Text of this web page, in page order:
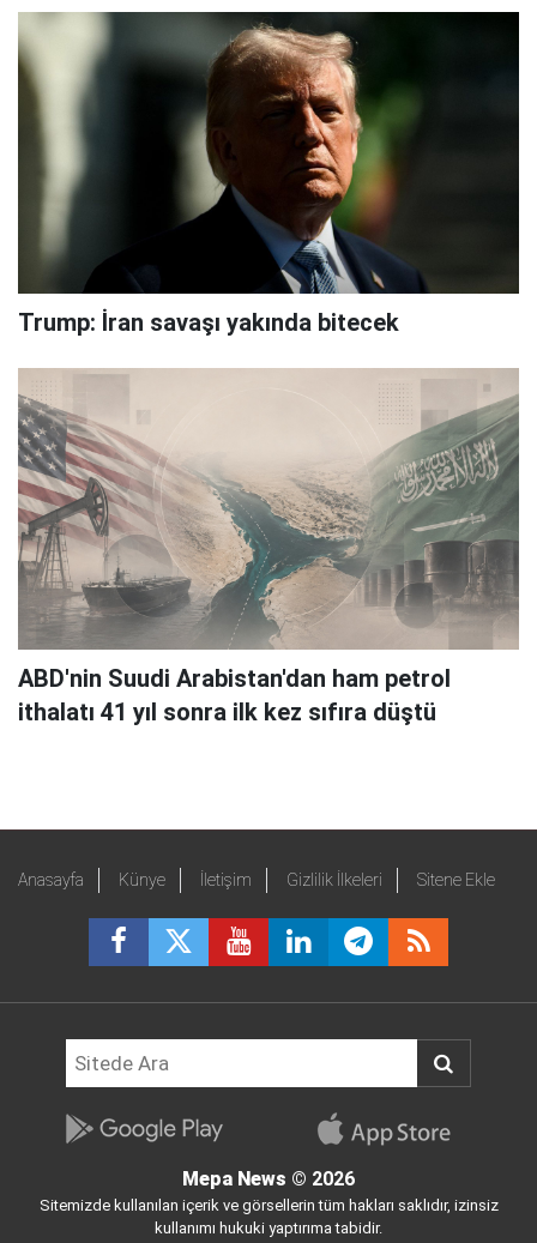
Trump: İran savaşı yakında bitecek
ABD'nin Suudi Arabistan'dan ham petrol
ithalatı 41 yıl sonra ilk kez sıfıra düştü
Anasayfa Künye İletişim Gizlilik İlkeleri Sitene Ekle
Mepa News © 2026
Sitemizde kullanılan içerik ve görsellerin tüm hakları saklıdır, izinsiz
kullanımı hukuki yaptırıma tabidir.